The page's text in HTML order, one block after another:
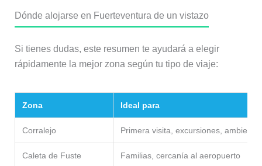
Dónde alojarse en Fuerteventura de un vistazo
Si tienes dudas, este resumen te ayudará a elegir
rápidamente la mejor zona según tu tipo de viaje:
Zona Ideal para
Corralejo Primera visita, excursiones, ambiente
Caleta de Fuste Familias, cercanía al aeropuerto